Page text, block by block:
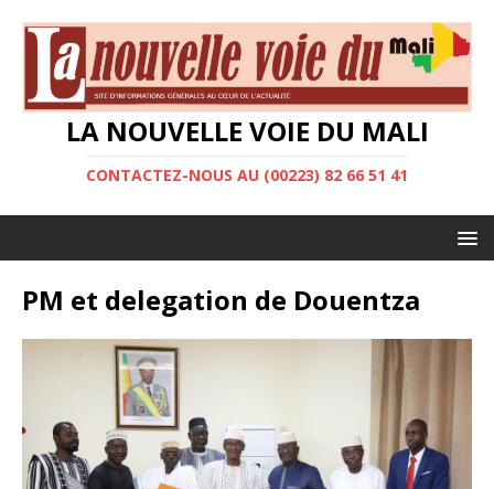
LA NOUVELLE VOIE DU MALI
CONTACTEZ-NOUS AU (00223) 82 66 51 41
PM et delegation de Douentza